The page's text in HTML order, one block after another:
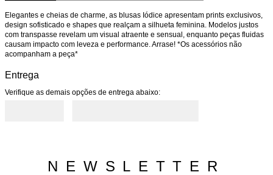
Elegantes e cheias de charme, as blusas Iódice apresentam prints exclusivos,
design sofisticado e shapes que realçam a silhueta feminina. Modelos justos
com transpasse revelam um visual atraente e sensual, enquanto peças fluidas
causam impacto com leveza e performance. Arrase! *Os acessórios não
acompanham a peça*
Entrega
Verifique as demais opções de entrega abaixo:
NEWSLETTER